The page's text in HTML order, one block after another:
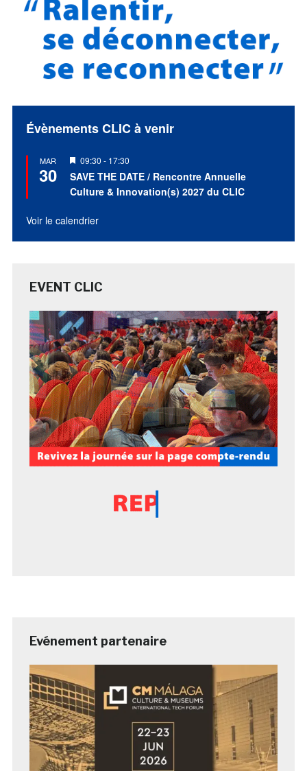
Évènements CLIC à venir
MAR
30
Mis
en
avant
09:30 - 17:30
SAVE THE DATE / Rencontre Annuelle
Culture & Innovation(s) 2027 du CLIC
Voir le calendrier
EVENT CLIC
Evénement partenaire